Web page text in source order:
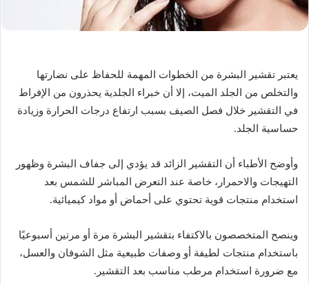
يعتبر تقشير البشرة من الخطوات المهمة للحفاظ على نضارتها
والتخلص من الجلد الميت، إلا أن خبراء الجلدية يحذرون من الإفراط
في التقشير خلال فصل الصيف بسبب ارتفاع درجات الحرارة وزيادة
حساسية الجلد.
وأوضح الأطباء أن التقشير الزائد قد يؤدي إلى جفاف البشرة وظهور
التهيجات والاحمرار، خاصة عند التعرض المباشر للشمس بعد
استخدام منتجات قوية تحتوي على أحماض أو مواد كيميائية.
وينصح المتخصصون بالاكتفاء بتقشير البشرة مرة أو مرتين أسبوعيًا
باستخدام منتجات لطيفة أو وصفات طبيعية مثل الشوفان والعسل،
مع ضرورة استخدام مرطب مناسب بعد التقشير.